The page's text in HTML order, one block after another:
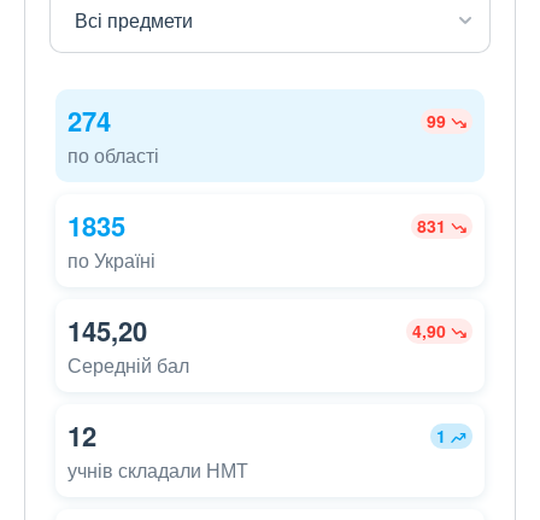
274 99
по області
1835 831
по Україні
145,20 4,90
Середній бал
12 1
учнів складали НМТ